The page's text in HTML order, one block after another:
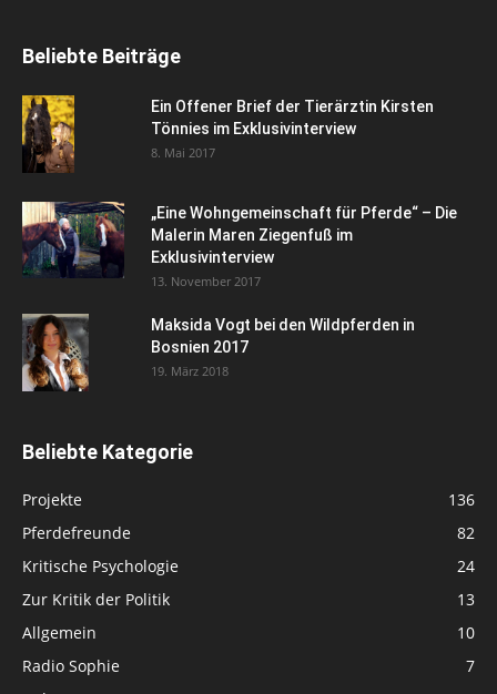
Beliebte Beiträge
Ein Offener Brief der Tierärztin Kirsten
Tönnies im Exklusivinterview
8. Mai 2017
„Eine Wohngemeinschaft für Pferde“ – Die
Malerin Maren Ziegenfuß im
Exklusivinterview
13. November 2017
Maksida Vogt bei den Wildpferden in
Bosnien 2017
19. März 2018
Beliebte Kategorie
Projekte
136
Pferdefreunde
82
Kritische Psychologie
24
Zur Kritik der Politik
13
Allgemein
10
Radio Sophie
7